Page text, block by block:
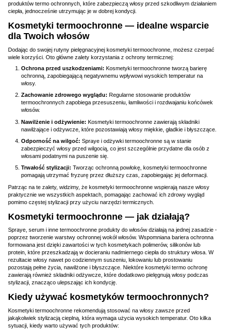
produktów termo ochronnych, które zabezpieczą włosy przed szkodliwym działaniem
ciepła, jednocześnie utrzymując je w dobrej kondycji.
Kosmetyki termoochronne — idealne wsparcie
dla Twoich włosów
Dodając do swojej rutyny pielęgnacyjnej kosmetyki termoochronne, możesz czerpać
wiele korzyści. Oto główne zalety korzystania z ochrony termicznej:
Ochrona przed uszkodzeniami: Kosmetyki termoochronne tworzą barierę
ochronną, zapobiegającą negatywnemu wpływowi wysokich temperatur na
włosy.
Zachowanie zdrowego wyglądu: Regularne stosowanie produktów
termoochronnych zapobiega przesuszeniu, łamliwości i rozdwajaniu końcówek
włosów.
Nawilżenie i odżywienie: Kosmetyki termoochronne zawierają składniki
nawilżające i odżywcze, które pozostawiają włosy miękkie, gładkie i błyszczące.
Odporność na wilgoć: Spraye i odżywki termoochronne są w stanie
zabezpieczyć włosy przed wilgocią, co jest szczególnie przydatne dla osób z
włosami podatnymi na puszenie się.
Trwałość stylizacji: Tworząc ochronną powłokę, kosmetyki termoochronne
pomagają utrzymać fryzurę przez dłuższy czas, zapobiegając jej deformacji.
Patrząc na te zalety, widzimy, że kosmetyki termoochronne wspierają nasze włosy
praktycznie we wszystkich aspektach, pomagając zachować ich zdrowy wygląd
pomimo częstej stylizacji przy użyciu narzędzi termicznych.
Kosmetyki termoochronne — jak działają?
Spraye, serum i inne termoochronne produkty do włosów działają na jednej zasadzie -
poprzez tworzenie warstwy ochronnej wokół włosów. Wspomniana bariera ochronna
formowana jest dzięki zawartości w tych kosmetykach polimerów, silikonów lub
protein, które przeszkadzają w docieraniu nadmiernego ciepła do struktury włosa. W
rezultacie włosy nawet po codziennym suszeniu, lokowaniu lub prostowaniu
pozostają pełne życia, nawilżone i błyszczące. Niektóre kosmetyki termo ochronę
zawierają również składniki odżywcze, które dodatkowo pielęgnują włosy podczas
stylizacji, znacząco ulepszając ich kondycję.
Kiedy używać kosmetyków termoochronnych?
Kosmetyki termoochronne rekomendują stosować na włosy zawsze przed
jakąkolwiek stylizacją cieplną, która wymaga użycia wysokich temperatur. Oto kilka
sytuacji, kiedy warto używać tych produktów: